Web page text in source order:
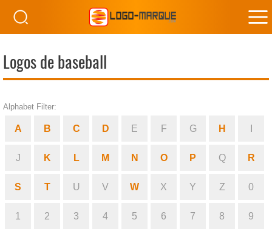
Logos de baseball
Alphabet Filter:
A B C D E F G H
J K L M N O P Q R
S T U V W X Y Z 0
1 2 3 4 5 6 7 8 9